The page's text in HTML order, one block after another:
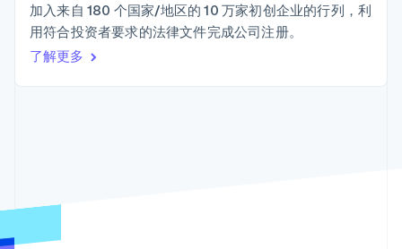
化
Link
加速结账
初创企业注册
AI 企业
创作者经济
代码示例
开发者博客
联系
成为合作伙伴
加入来自 180 个国家/地区的 10 万家初创企业的行列，利
用符合投资者要求的法律文件完成公司注册。
了解更多